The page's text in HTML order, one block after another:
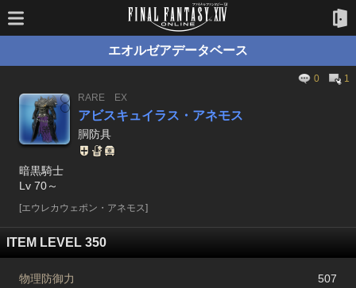
エオルゼアデータベース
0
1
RARE
EX
アビスキュイラス・アネモス
胴防具
暗黒騎士
Lv 70～
[エウレカウェポン・アネモス]
ITEM LEVEL 350
物理防御力
507